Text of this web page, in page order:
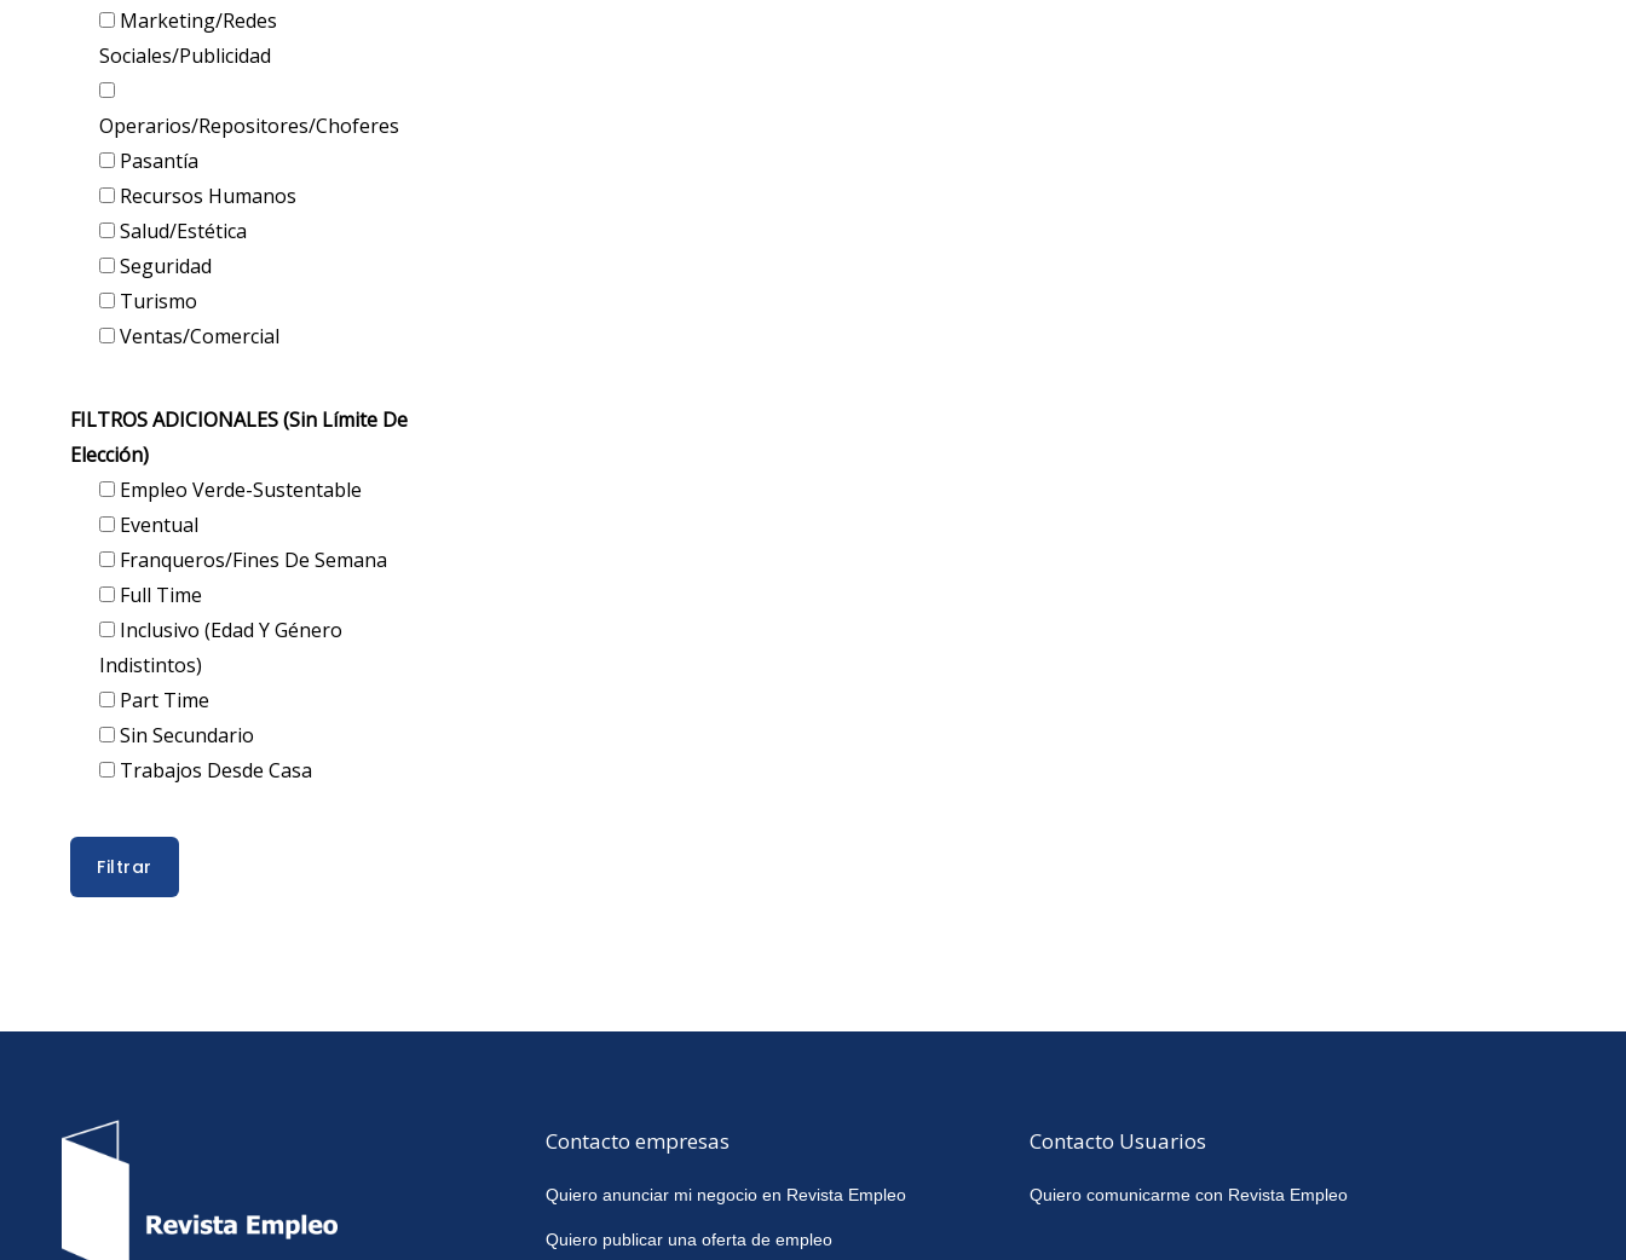
Marketing/Redes
Sociales/Publicidad
Operarios/Repositores/Choferes
Pasantía
Recursos Humanos
Salud/Estética
Seguridad
Turismo
Ventas/Comercial
FILTROS ADICIONALES (sin Límite De
Elección)
Empleo Verde-Sustentable
Eventual
Franqueros/Fines De Semana
Full Time
Inclusivo (edad Y Género
Indistintos)
Part Time
Sin Secundario
Trabajos Desde Casa
Contacto empresas
Quiero anunciar mi negocio en Revista Empleo
Quiero publicar una oferta de empleo
Contacto Usuarios
Quiero comunicarme con Revista Empleo